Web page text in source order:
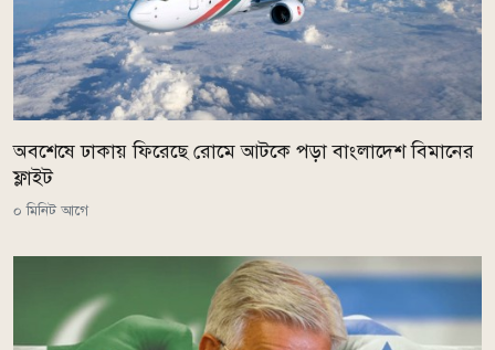
অবশেষে ঢাকায় ফিরেছে রোমে আটকে পড়া বাংলাদেশ বিমানের
ফ্লাইট
০ মিনিট আগে